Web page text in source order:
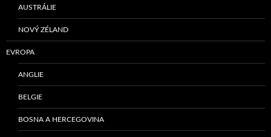
AUSTRÁLIE
NOVÝ ZÉLAND
EVROPA
ANGLIE
BELGIE
BOSNA A HERCEGOVINA